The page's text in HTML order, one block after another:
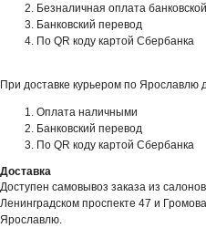
Безналичная оплата
Банковский перевод
По QR коду картой Сбербанка
При доставке курьером по Ярославлю
Оплата наличными
Банковский перевод
По QR коду картой Сбербанка
Доставка
Доступен самовывоз заказа из
Ленинградском проспекте 47 и
Ярославлю.